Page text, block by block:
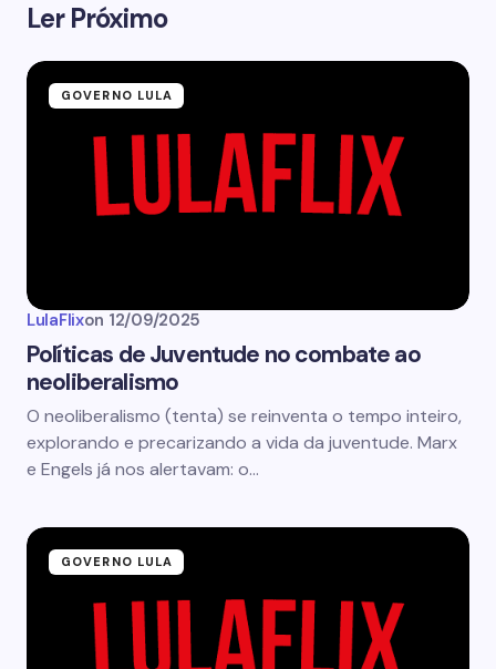
Ler Próximo
GOVERNO LULA
LulaFlixon 12/09/2025
Políticas de Juventude no combate ao
neoliberalismo
O neoliberalismo (tenta) se reinventa o tempo inteiro,
explorando e precarizando a vida da juventude. Marx
e Engels já nos alertavam: o…
GOVERNO LULA